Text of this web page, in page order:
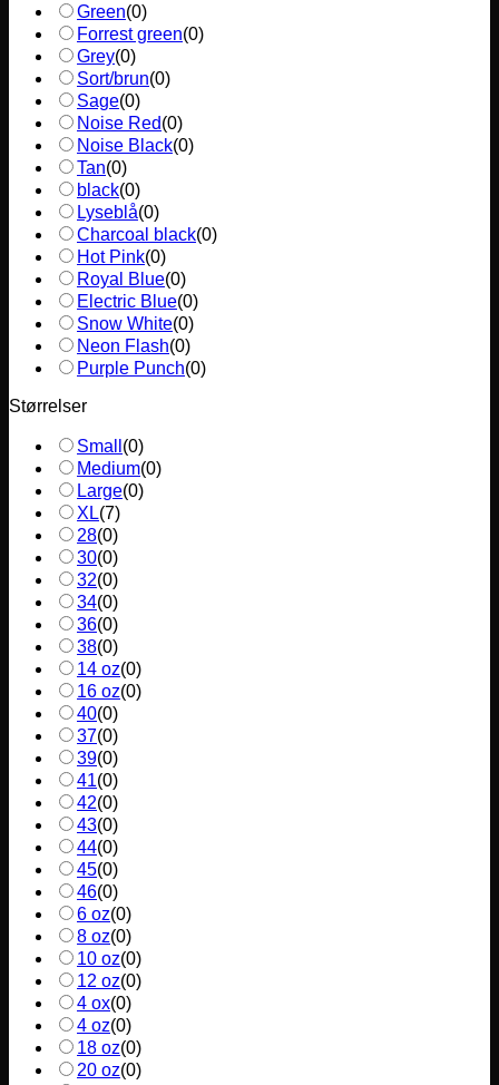
Green(0)
Forrest green(0)
Grey(0)
Sort/brun(0)
Sage(0)
Noise Red(0)
Noise Black(0)
Tan(0)
black(0)
Lyseblå(0)
Charcoal black(0)
Hot Pink(0)
Royal Blue(0)
Electric Blue(0)
Snow White(0)
Neon Flash(0)
Purple Punch(0)
Størrelser
Small (0)
Medium(0)
Large(0)
XL(7)
28(0)
30(0)
32(0)
34(0)
36(0)
38(0)
14 oz(0)
16 oz(0)
40(0)
37(0)
39(0)
41(0)
42(0)
43(0)
44(0)
45(0)
46(0)
6 oz(0)
8 oz(0)
10 oz(0)
12 oz(0)
4 ox(0)
4 oz(0)
18 oz(0)
20 oz(0)